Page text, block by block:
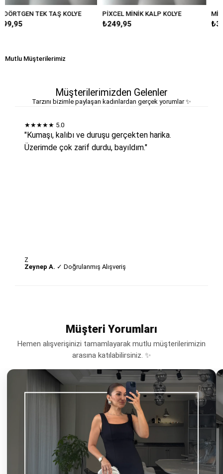
PİXCEL MİNİK KALP KOLYE MİNİMAL MOTİFLİ KALP
Mutlu Müşterilerimiz
Müşterilerimizden Gelenler
Tarzını bizimle paylaşan kadınlardan gerçek yorumlar ✨
★★★★★ 5.0
"Kumaşı, kalıbı ve duruşu gerçekten harika.
Üzerimde çok zarif durdu, bayıldım."
Z
Zeynep A. ✓ Doğrulanmış Alışveriş
Müşteri Yorumları
Hemen alışverişinizi tamamlayarak mutlu müşterilerimizin
arasına katılabilirsiniz. ✨